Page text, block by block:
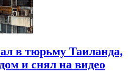
в тюрьму Таиланда,
и снял на видео